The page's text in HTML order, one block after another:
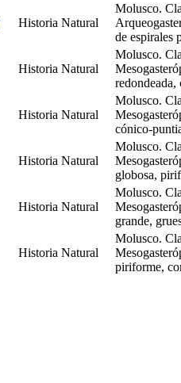
Historia Natural
Molusco.
de espirales
Historia Natural
Molusco.
redondeada,
Historia Natural
Molusco.
cónico-
Historia Natural
Molusco.
globosa,
Historia Natural
Molusco.
grande,
Historia Natural
Molusco.
piriforme,